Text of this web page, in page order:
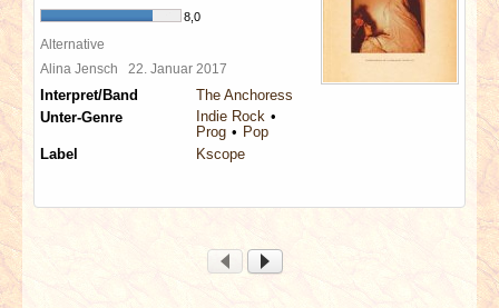
8,0
Alternative
Alina Jensch 22. Januar 2017
Interpret/Band
The Anchoress
Unter-Genre
Indie Rock
Prog
Pop
Label
Kscope